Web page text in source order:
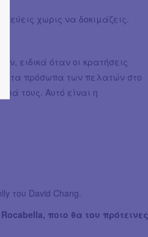
χωρις να δοκιμάζεις.
ειδικά όταν οι κρατήσεις
τα πρόσωπα των πελατών στο
τους. Αυτό είναι η
του David Chang.
ποιο θα του πρότεινες